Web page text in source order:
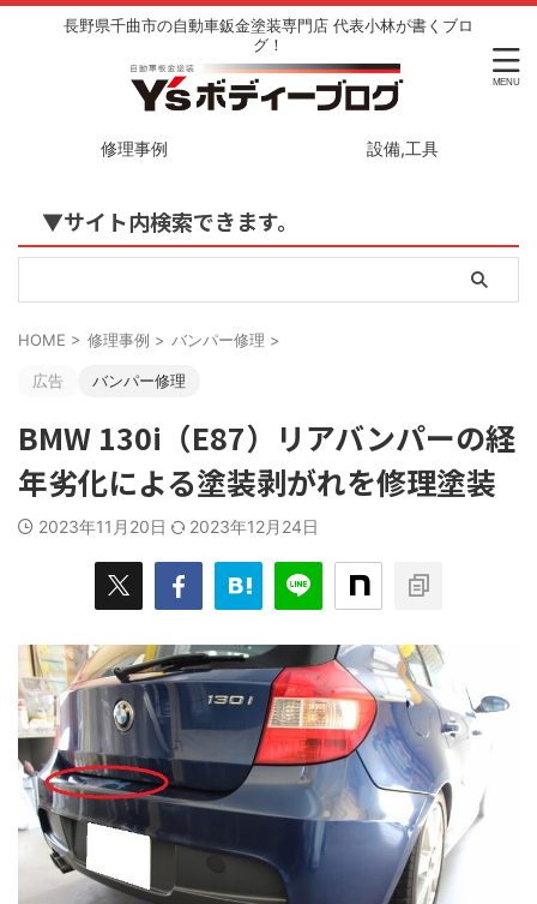
長野県千曲市の自動車鈑金塗装専門店 代表小林が書くブロ
グ！
修理事例 設備,工具
▼サイト内検索できます。
HOME > 修理事例 > バンパー修理 >
広告 バンパー修理
BMW 130i（E87）リアバンパーの経
年劣化による塗装剥がれを修理塗装
2023年11月20日 2023年12月24日